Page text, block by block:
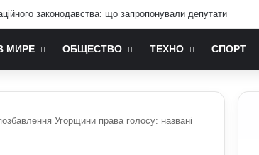
законодавства: що запропонували депутати
МИРЕ ОБЩЕСТВО ТЕХНО СПОРТ
Угорщини права голосу: названі